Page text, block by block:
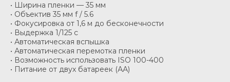
• Ширина пленки — 35 мм
• Объектив 35 мм f / 5.6
• Фокусировка от 1,6 м до бесконечности
• Выдержка 1/125 c
• Автоматическая вспышка
• Автоматическая перемотка пленки
• Возможность использовать ISO 100-400
• Питание от двух батареек (АА)